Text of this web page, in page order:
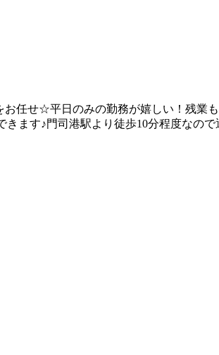
任せ☆平日のみの勤務が嬉しい！残業
ます♪門司港駅より徒歩10分程度なので